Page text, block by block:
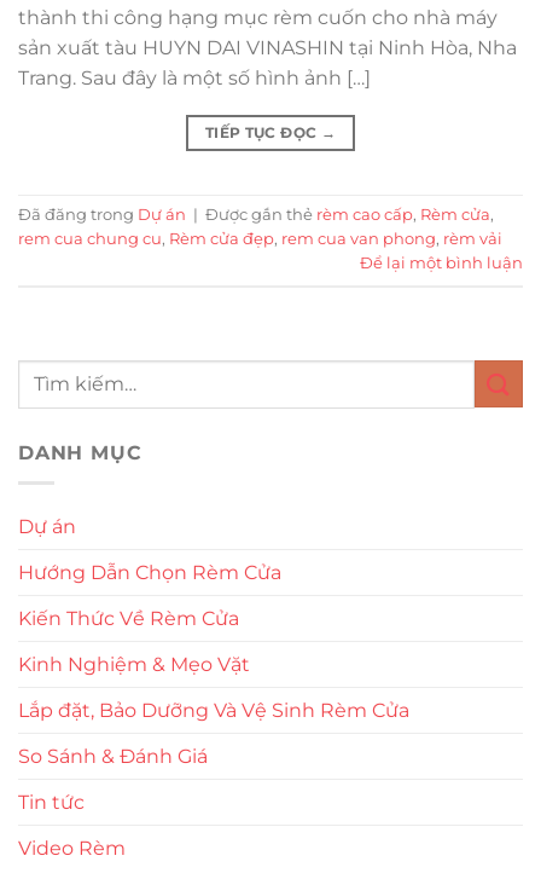
thành thi công hạng mục rèm cuốn cho nhà máy
sản xuất tàu HUYN DAI VINASHIN tại Ninh Hòa, Nha
Trang. Sau đây là một số hình ảnh […]
TIẾP TỤC ĐỌC →
Đã đăng trong Dự án | Được gắn thẻ rèm cao cấp, Rèm cửa,
rem cua chung cu, Rèm cửa đẹp, rem cua van phong, rèm vải
Để lại một bình luận
DANH MỤC
Dự án
Hướng Dẫn Chọn Rèm Cửa
Kiến Thức Về Rèm Cửa
Kinh Nghiệm & Mẹo Vặt
Lắp đặt, Bảo Dưỡng Và Vệ Sinh Rèm Cửa
So Sánh & Đánh Giá
Tin tức
Video Rèm